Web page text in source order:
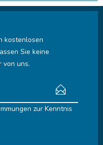
kostenlosen
Sie keine
von uns.
zur Kenntnis